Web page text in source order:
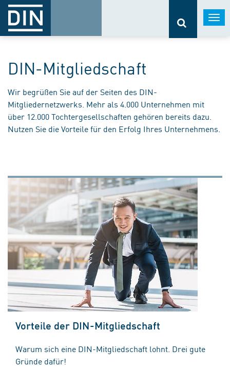
DIN-Mitgliedschaft
Wir begrüßen Sie auf der Seiten des DIN-
Mitgliedernetzwerks. Mehr als 4.000 Unternehmen mit
über 12.000 Tochtergesellschaften gehören bereits dazu.
Nutzen Sie die Vorteile für den Erfolg Ihres Unternehmens.
Vorteile der DIN-Mitgliedschaft
Warum sich eine DIN-Mitgliedschaft lohnt. Drei gute
Gründe dafür!